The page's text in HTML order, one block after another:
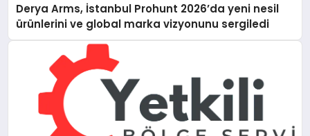
Derya Arms, İstanbul Prohunt 2026’da yeni nesil
ürünlerini ve global marka vizyonunu sergiledi